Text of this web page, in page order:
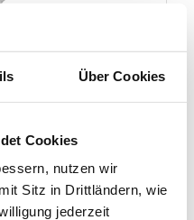
Über Cookies
Cookies
nutzen wir
Sitz in Drittländern, wie
jederzeit